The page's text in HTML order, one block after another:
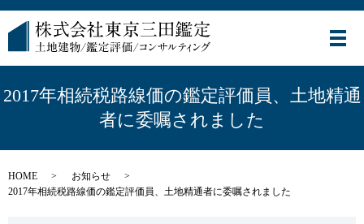
メ
2017年相続税路線価の鑑定評価員、土地精通
者に委嘱されました
HOME
お知らせ
2017年相続税路線価の鑑定評価員、土地精通者に委嘱されました